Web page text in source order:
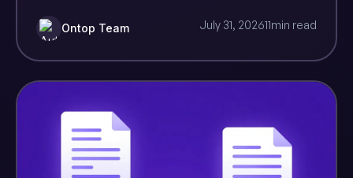
Ontop Team July 31, 202611min read